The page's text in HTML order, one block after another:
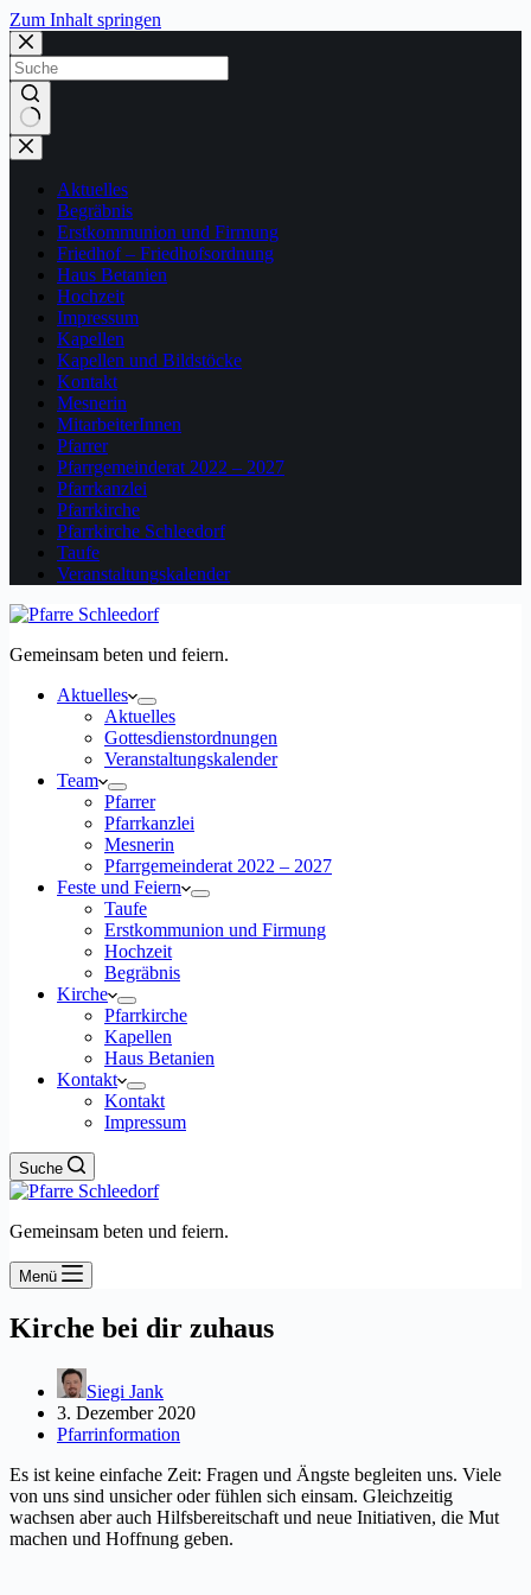
Zum Inhalt springen
Keine
Ergebnisse
Aktuelles
Begräbnis
Erstkommunion und Firmung
Friedhof – Friedhofsordnung
Haus Betanien
Hochzeit
Impressum
Kapellen
Kapellen und Bildstöcke
Kontakt
Mesnerin
MitarbeiterInnen
Pfarrer
Pfarrgemeinderat 2022 – 2027
Pfarrkanzlei
Pfarrkirche
Pfarrkirche Schleedorf
Taufe
Veranstaltungskalender
Gemeinsam beten und feiern.
Aktuelles
Aktuelles
Gottesdienstordnungen
Veranstaltungskalender
Team
Pfarrer
Pfarrkanzlei
Mesnerin
Pfarrgemeinderat 2022 – 2027
Feste und Feiern
Taufe
Erstkommunion und Firmung
Hochzeit
Begräbnis
Kirche
Pfarrkirche
Kapellen
Haus Betanien
Kontakt
Kontakt
Impressum
Suche
Gemeinsam beten und feiern.
Menü
Kirche bei dir zuhaus
Siegi Jank
3. Dezember 2020
Pfarrinformation
Es ist keine einfache Zeit: Fragen und Ängste begleiten uns. Viele
von uns sind unsicher oder fühlen sich einsam. Gleichzeitig
wachsen aber auch Hilfsbereitschaft und neue Initiativen, die Mut
machen und Hoffnung geben.